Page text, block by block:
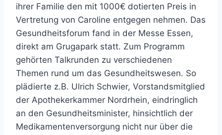
ihrer Familie den mit 1000€ dotierten Preis in
Vertretung von Caroline entgegen nehmen. Das
Gesundheitsforum fand in der Messe Essen,
direkt am Grugapark statt. Zum Programm
gehörten Talkrunden zu verschiedenen
Themen rund um das Gesundheitswesen. So
plädierte z.B. Ulrich Schwier, Vorstandsmitglied
der Apothekerkammer Nordrhein, eindringlich
an den Gesundheitsminister, hinsichtlich der
Medikamentenversorgung nicht nur über die